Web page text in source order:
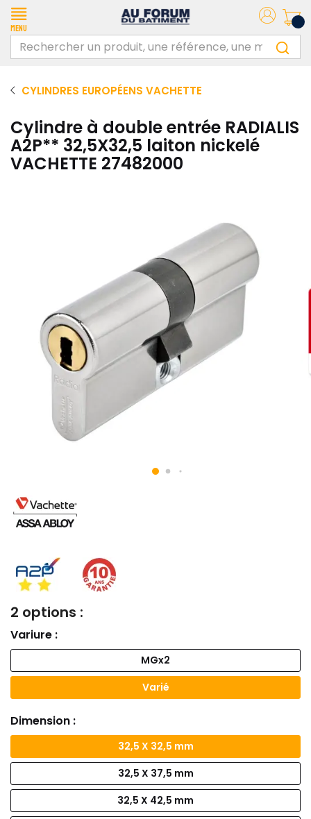
Menu
CYLINDRES EUROPÉENS VACHETTE
Cylindre à double entrée RADIALIS
A2P** 32,5X32,5 laiton nickelé
VACHETTE 27482000
2 options :
Variure :
MGx2
Varié
Dimension :
32,5 X 32,5 mm
32,5 X 37,5 mm
32,5 X 42,5 mm